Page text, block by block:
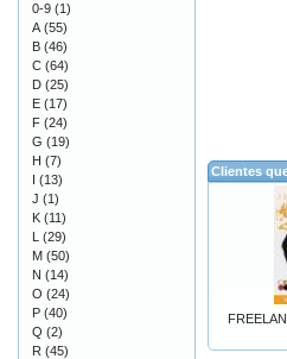
Clientes
0-9 (1)
A (55)
B (46)
C (64)
D (25)
E (17)
F (24)
G (19)
H (7)
I (13)
J (1)
K (11)
L (29)
M (50)
N (14)
O (24)
P (40)
Q (2)
R (45)